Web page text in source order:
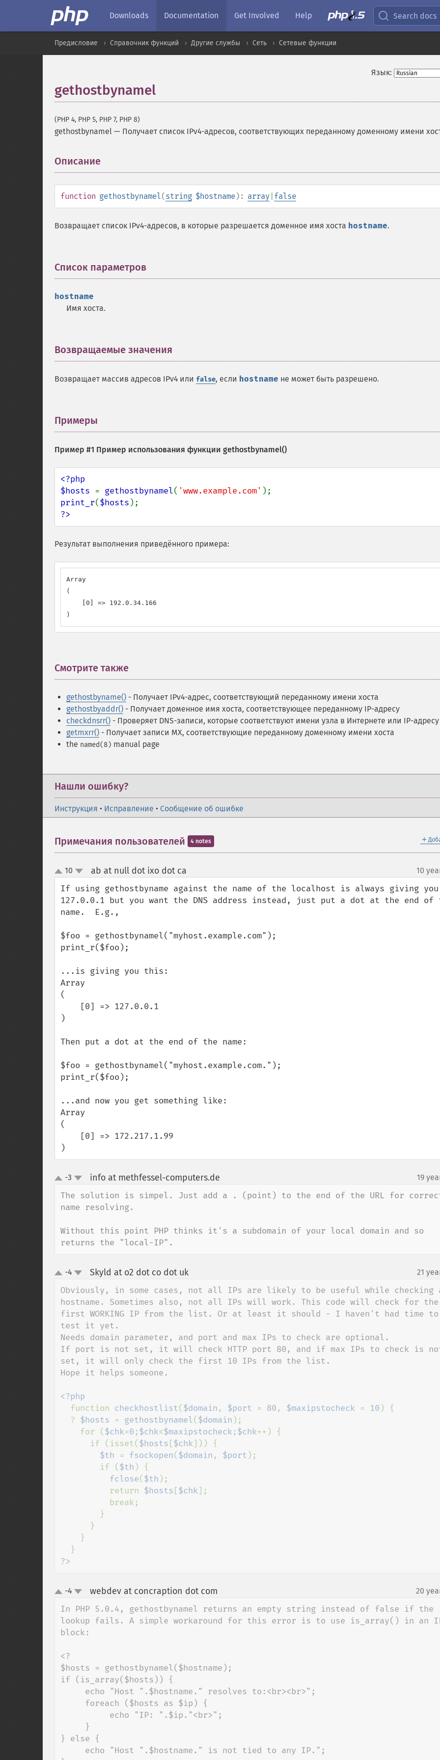
Downloads Documentation Get Involved Help Search docs
Предисловие Справочник функций Другие службы Сеть Сетевые функции
Язык:
gethostbynamel
(PHP 4, PHP 5, PHP 7, PHP 8)
gethostbynamel — Получает список IPv4-адресов, соответствующих переданному доменному имени
Описание
function gethostbynamel(string $hostname): array false
Возвращает список IPv4-адресов, в которые разрешается доменное имя хоста hostname.
Список параметров
hostname
Имя хоста.
Возвращаемые значения
Возвращает массив адресов IPv4 или false, если hostname не может быть разрешено.
Примеры
Пример #1 Пример использования функции gethostbynamel()
<?php
$hosts = gethostbynamel( 'www.example.com'
print_r($hosts
?>
Результат выполнения приведённого примера:
Array
(
    [0] => 192.0.34.166
)
Смотрите также
gethostbyname() - Получает IPv4-адрес, соответствующий переданному имени хоста
gethostbyaddr() - Получает доменное имя хоста, соответствующее переданному IP-адресу
checkdnsrr() - Проверяет DNS-записи, которые соответствуют имени узла в Интернете или IP-адресу
getmxrr() - Получает записи MX, соответствующие переданному доменному имени хоста
the named(8) manual page
Нашли ошибку?
Инструкция • Исправление • Сообщение об ошибке
＋
Примечания пользователей 4 notes
up
down
10 ab at null dot ixo dot ca 10
If using gethostbyname against the name of the localhost is always giving you
127.0.0.1 but you want the DNS address instead, just put a dot at the end of
name.  E.g.,
$foo = gethostbynamel("myhost.example.com");
print_r($foo);
...is giving you this:
Array
(
)
Then put a dot at the end of the name:
$foo = gethostbynamel("myhost.example.com.");
print_r($foo);
...and now you get something like:
Array
(
)
up-3 info at methfessel-computers.de 19
The solution is simpel. Just add a . (point) to the end of the URL for
name resolving.
Without this point PHP thinks it's a subdomain of your local domain and so
returns the "local-IP".
up-4 Skyld at o2 dot co dot uk¶ 21
Obviously, in some cases, not all IPs are likely to be useful while checking
hostname. Sometimes also, not all IPs will work. This code will check for the
first WORKING IP from the list. Or at least it should - I haven't had time to
test it yet.
Needs domain parameter, and port and max IPs to check are optional.
If port is not set, it will check HTTP port 80, and if max IPs to check is
set, it will only check the first 10 IPs from the list.
Hope it helps someone.
<?php
function checkhostlist( $domain , $port = 80 , $maxipstocheck = 10 ) {
  ?
$hosts = gethostbynamel( $domain );
    for (
$chk=0 ;$chk<$maxipstocheck;$chk++) {
      if (isset(
$hosts [$chk])) {
$th = fsockopen( $domain , $port );
        if (
$th ) {
fclose( $th );
          return
$hosts [$chk];
?>
up-4 webdev at concraption dot com 20
In PHP 5.0.4, gethostbynamel returns an empty string instead of false if the
lookup fails. A simple workaround for this error is to use is_array() in an
block:
<?
$hosts = gethostbynamel($hostname);
if (is_array($hosts)) {
} else {